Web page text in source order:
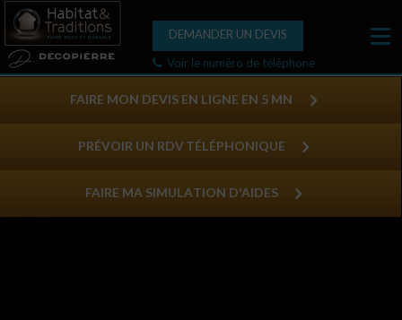
DEMANDER UN DEVIS
Voir le numéro de téléphone
FAIRE MON DEVIS EN LIGNE EN 5 MN
PRÉVOIR UN RDV TÉLÉPHONIQUE
FAIRE MA SIMULATION D'AIDES